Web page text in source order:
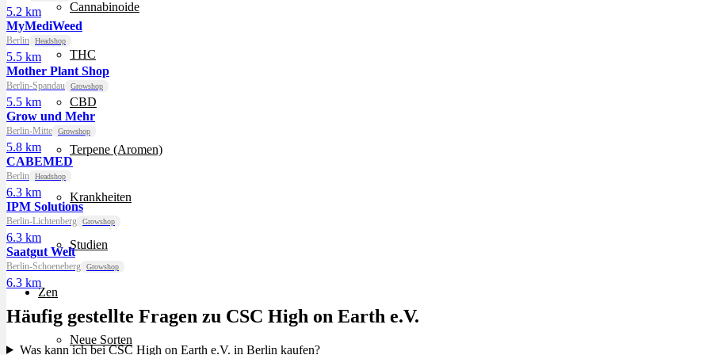
Cannabinoide
THC
CBD
Terpene (Aromen)
Krankheiten
Studien
Zen
Neue Sorten
5.2 km
MyMediWeed
Berlin Headshop
5.5 km
Mother Plant Shop
Berlin-Spandau Growshop
5.5 km
Grow und Mehr
Berlin-Mitte Growshop
5.8 km
CABEMED
Berlin Headshop
6.3 km
IPM Solutions
Berlin-Lichtenberg Growshop
6.3 km
Saatgut Welt
Berlin-Schoeneberg Growshop
6.3 km
Häufig gestellte Fragen zu CSC High on Earth e.V.
Was kann ich bei CSC High on Earth e.V. in Berlin kaufen?